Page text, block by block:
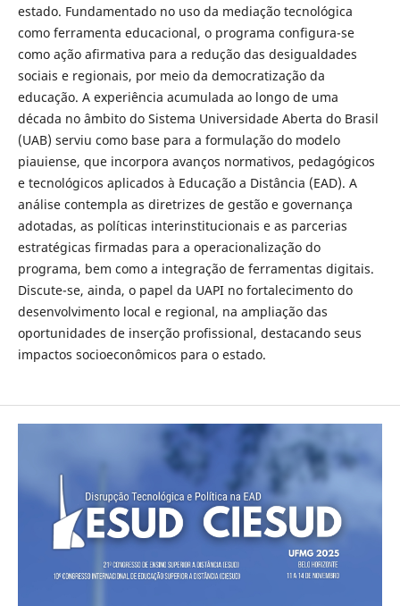
estado. Fundamentado no uso da mediação tecnológica
como ferramenta educacional, o programa configura-se
como ação afirmativa para a redução das desigualdades
sociais e regionais, por meio da democratização da
educação. A experiência acumulada ao longo de uma
década no âmbito do Sistema Universidade Aberta do Brasil
(UAB) serviu como base para a formulação do modelo
piauiense, que incorpora avanços normativos, pedagógicos
e tecnológicos aplicados à Educação a Distância (EAD). A
análise contempla as diretrizes de gestão e governança
adotadas, as políticas interinstitucionais e as parcerias
estratégicas firmadas para a operacionalização do
programa, bem como a integração de ferramentas digitais.
Discute-se, ainda, o papel da UAPI no fortalecimento do
desenvolvimento local e regional, na ampliação das
oportunidades de inserção profissional, destacando seus
impactos socioeconômicos para o estado.